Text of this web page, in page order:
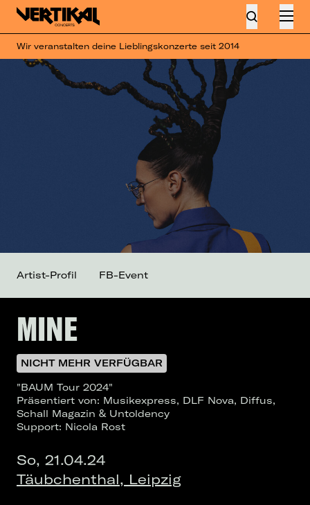
Wir veranstalten deine Lieblingskonzerte seit 2014
MINE
NICHT MEHR VERFÜGBAR
"BAUM Tour 2024"
Präsentiert von: Musikexpress, DLF Nova, Diffus,
Schall Magazin & Untoldency
Support: Nicola Rost
So, 21.04.24
Täubchenthal, Leipzig
Artist-Profil FB-Event